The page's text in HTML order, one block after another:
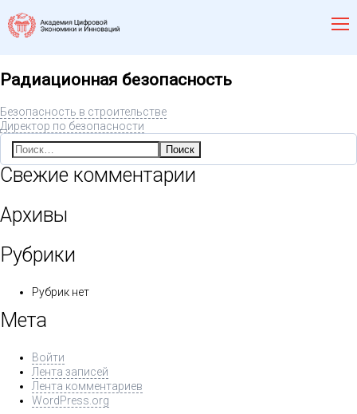
Радиационная безопасность
Безопасность в строительстве
Директор по безопасности
Найти:
Свежие комментарии
Архивы
Рубрики
Рубрик нет
Мета
Войти
Лента записей
Лента комментариев
WordPress.org